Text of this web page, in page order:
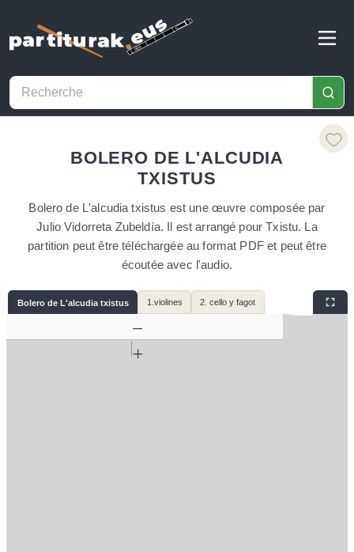
BOLERO DE L'ALCUDIA
TXISTUS
Bolero de L'alcudia txistus est une œuvre composée par
Julio Vidorreta Zubeldía. Il est arrangé pour Txistu. La
partition peut être téléchargée au format PDF et peut être
écoutée avec l'audio.
Bolero de L'alcudia txistus 1.violines 2. cello y fagot